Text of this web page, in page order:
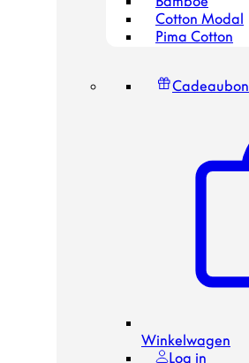
Cotton Modal
Pima Cotton
Cadeaubon
Winkelwagen
Log in